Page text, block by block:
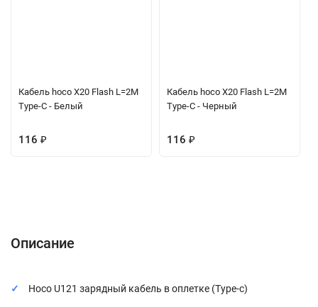
Кабель hoco X20 Flash L=2M
Type-C - Белый
116 ₽
Кабель hoco X20 Flash L=2M
Type-C - Черный
116 ₽
Описание
Hoco U121 зарядный кабель в оплетке (Type-c)